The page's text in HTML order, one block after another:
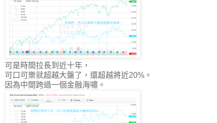
可是時間拉長到近十年，
可口可樂就超越大盤了，還超越將近20%。
因為中間跨過一個金融海嘯。